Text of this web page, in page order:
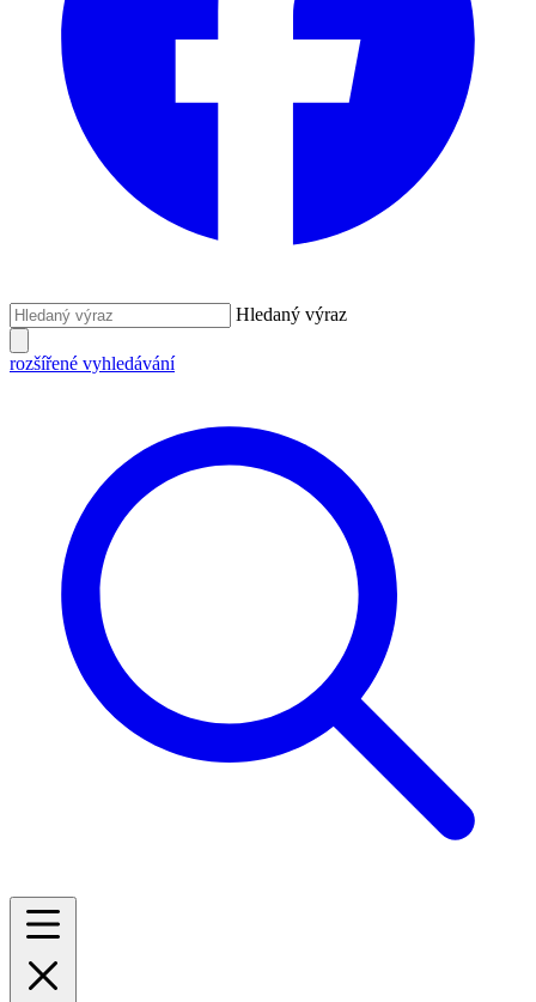
Hledaný výraz
rozšířené vyhledávání